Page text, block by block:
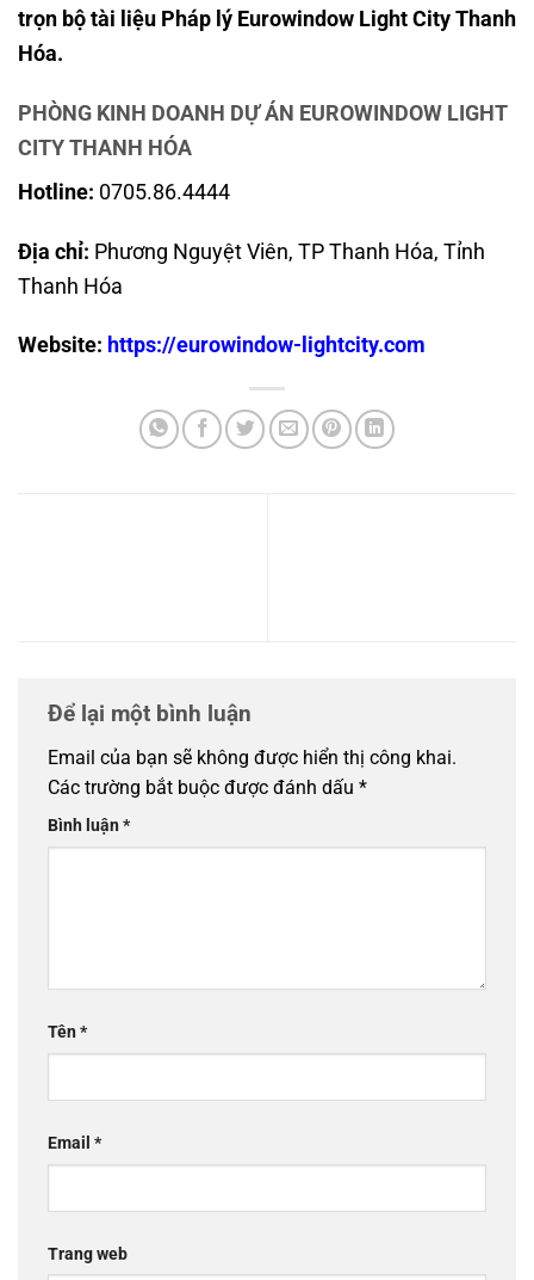
trọn bộ tài liệu Pháp lý Eurowindow Light City Thanh
Hóa.
PHÒNG KINH DOANH DỰ ÁN EUROWINDOW LIGHT
CITY THANH HÓA
Hotline: 0705.86.4444
Địa chỉ: Phương Nguyệt Viên, TP Thanh Hóa, Tỉnh
Thanh Hóa
Website: https://eurowindow-lightcity.com
Để lại một bình luận
Email của bạn sẽ không được hiển thị công khai.
Các trường bắt buộc được đánh dấu *
Bình luận*
Tên*
Email *
Trang web